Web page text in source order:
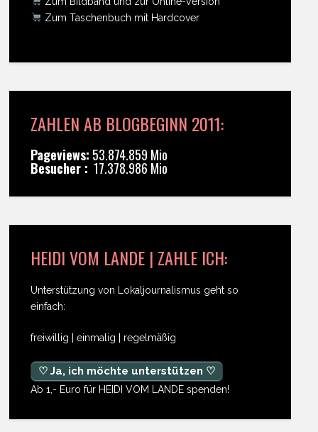
Zum Taschenbuch mit Hardcover
ZAHLEN AB BLOGBEGINN 2011:
Pageviews: 53.874.859 Mio
Besucher : 17.378.986 Mio
HEIDI VOM LANDE | ZAHLE ICH:
Unterstützung von Lokaljournalismus geht so
einfach:
freiwillig | einmalig | regelmäßig
♡ Ja, ich möchte unterstützen ♡
Ab 1,- Euro für HEIDI VOM LANDE spenden!